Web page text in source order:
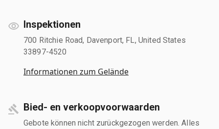
Inspektionen
700 Ritchie Road, Davenport, FL, United States
33897-4520
Informationen zum Gelände
Bied- en verkoopvoorwaarden
Gebote können nicht zurückgezogen werden. Alles